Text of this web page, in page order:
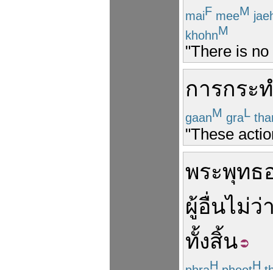
maiF meeM
khohnM
"There is
การกระ
gaanM graL
"These
พระพุทธ
ผู้อื่นไม่ว่
ทั้งสิ้น
H H